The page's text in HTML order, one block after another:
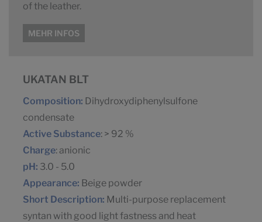
of the leather.
MEHR INFOS
UKATAN BLT
Composition: Dihydroxydiphenylsulfone
condensate
Active Substance: > 92 %
Charge: anionic
pH: 3.0 - 5.0
Appearance: Beige powder
Short Description: Multi-purpose replacement
syntan with good light fastness and heat